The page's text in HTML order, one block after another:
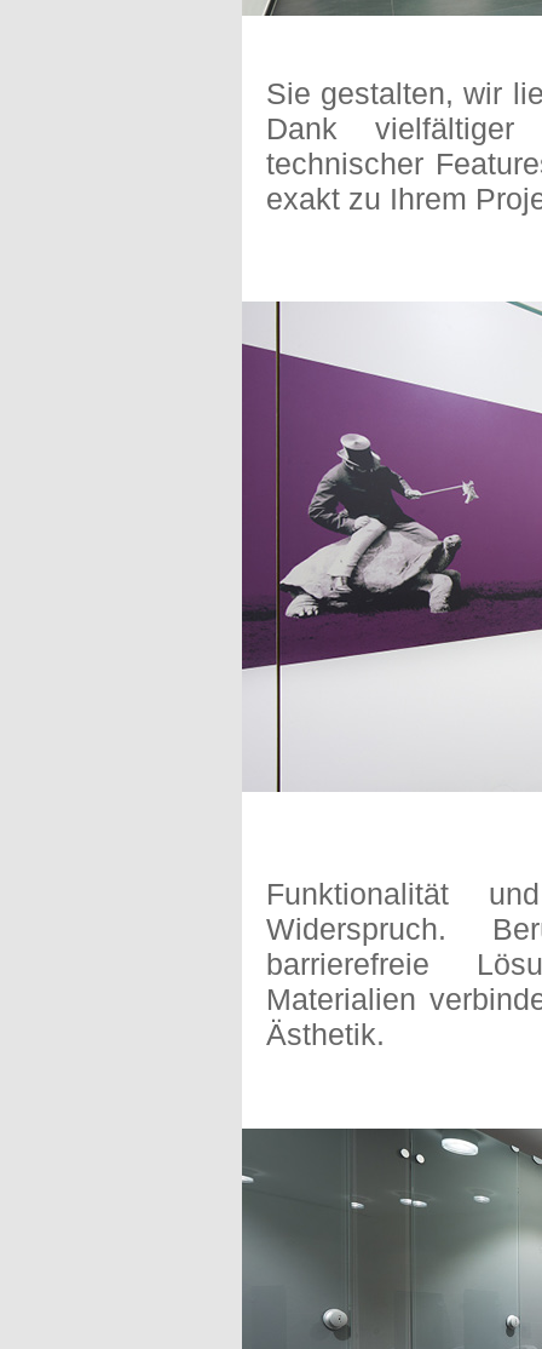
Sie gestalten, wir
Dank
technischer
exakt zu Ihrem
Funktionalität
Widerspruch.
barrierefreie
Materialien
Ästhetik.